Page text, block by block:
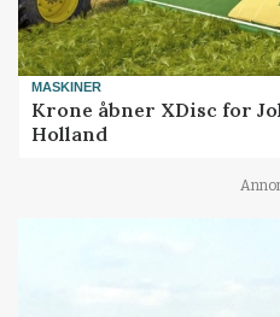
MASKINER
Krone åbner XDisc for
Holland